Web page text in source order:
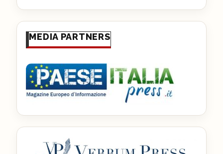
MEDIA PARTNERS